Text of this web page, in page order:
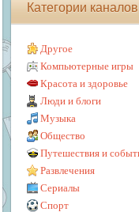
Категории каналов
Другое
Компьютерные игры
Красота и здоровье
Люди и блоги
Музыка
Общество
Путешествия и
Развлечения
Сериалы
Спорт